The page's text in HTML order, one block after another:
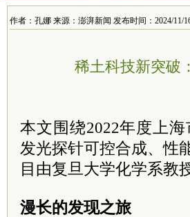
作者：孔娜 来源：澎湃新闻 发布时间：2024/11/
稀土科技新突破
本文围绕2022年度上
发光探针可控合成、性
目由复旦大学化学系教
漫长的发现之旅